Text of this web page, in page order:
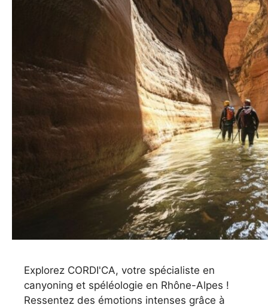
Explorez CORDI'CA, votre spécialiste en
canyoning et spéléologie en Rhône-Alpes !
Ressentez des émotions intenses grâce à